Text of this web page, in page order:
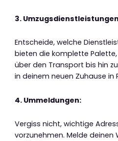
3.
Entscheide, welche
bieten die komplette
über den Transport bis hin
in deinem neuen Zuhause in
4. Ummeldungen:
Vergiss nicht, wichtige
vorzunehmen. Melde